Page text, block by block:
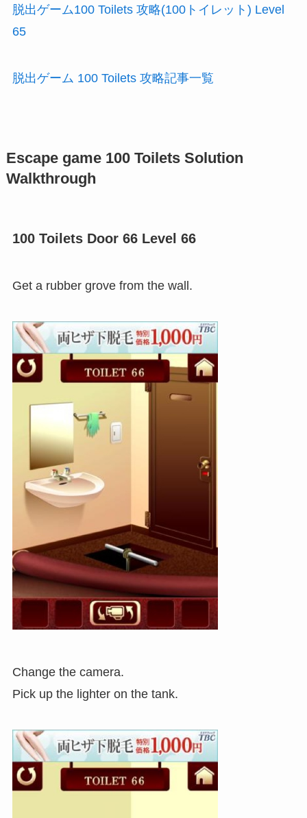
脱出ゲーム100 Toilets 攻略(100トイレット) Level
65
脱出ゲーム 100 Toilets 攻略記事一覧
Escape game 100 Toilets Solution
Walkthrough
100 Toilets Door 66 Level 66
Get a rubber grove from the wall.
Change the camera.
Pick up the lighter on the tank.